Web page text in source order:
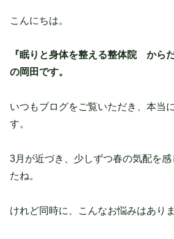
こんにちは。
『眠りと身体を整える整体院 から
の岡田です。
いつもブログをご覧いただき、本当
す。
3月が近づき、少しずつ春の気配を
たね。
けれど同時に、こんなお悩みはあり